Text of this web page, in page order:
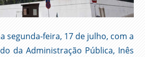
segunda-feira, 17 de julho, com a
da Administração Pública, Inês